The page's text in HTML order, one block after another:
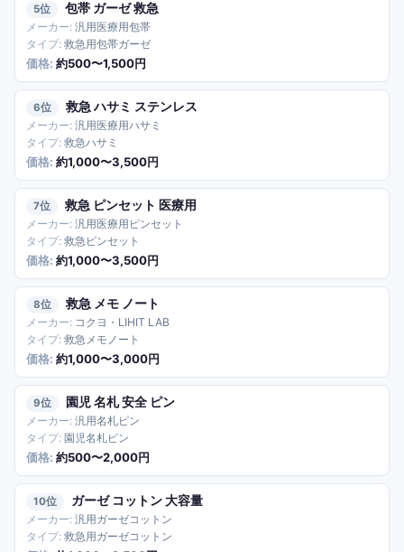
5 包帯 ガーゼ 救急
汎用医療用包帯
救急用包帯ガーゼ
約500〜1,500円
6 救急 ハサミ ステンレス
汎用医療用ハサミ
救急ハサミ
約1,000〜3,500円
7 救急 ピンセット 医療用
汎用医療用ピンセット
救急ピンセット
約1,000〜3,500円
8 救急 メモ ノート
コクヨ・LIHIT LAB
救急メモノート
約1,000〜3,000円
9 園児 名札 安全 ピン
汎用名札ピン
園児名札ピン
約500〜2,000円
10 ガーゼ コットン 大容量
汎用ガーゼコットン
救急用ガーゼコットン